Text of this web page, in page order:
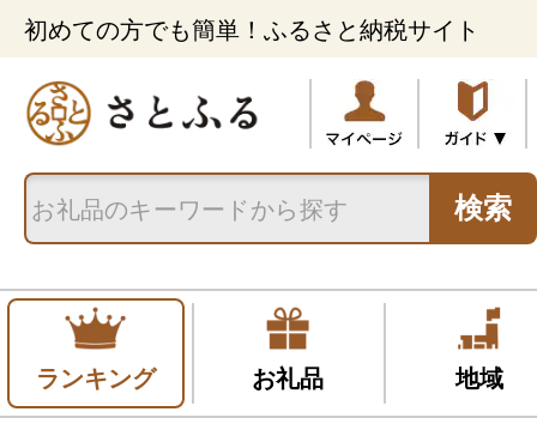
初めての方でも簡単！ふるさと納税サイト
検索
ランキング お礼品 地域